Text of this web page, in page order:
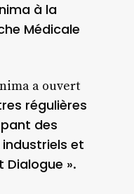
à la
Médicale
a ouvert
régulières
des
et
Dialogue ».